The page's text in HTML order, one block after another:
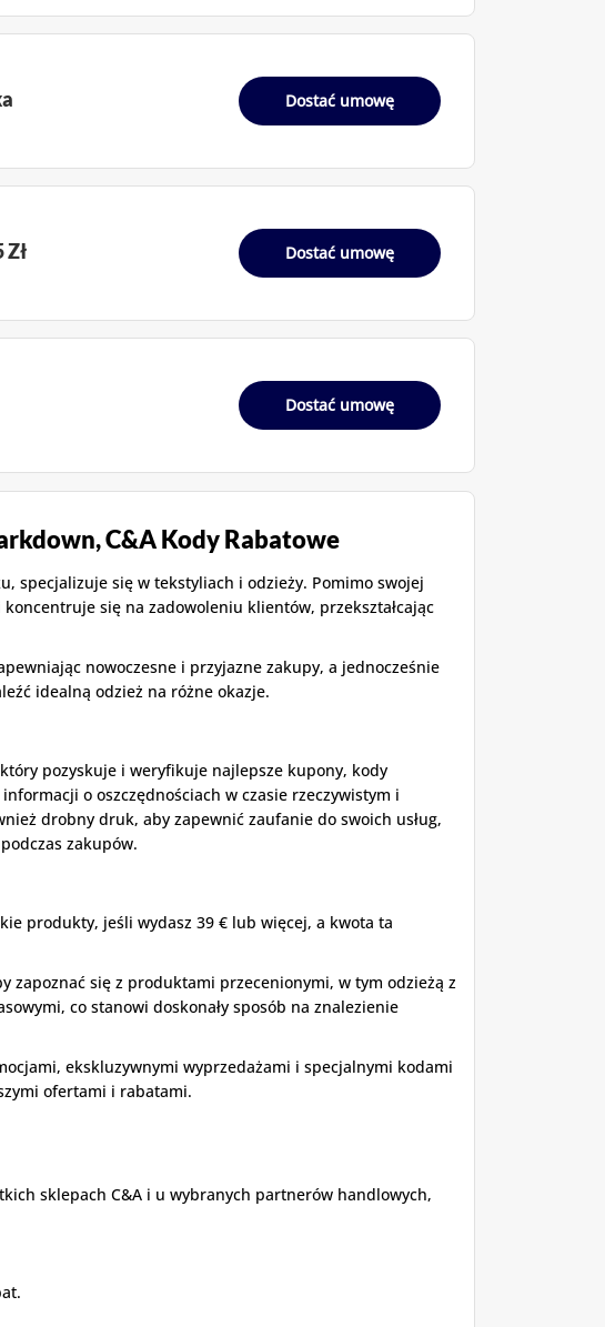
Dostać umowę
Dostać umowę
Dostać umowę
C&A Kody Rabatowe
specjalizuje się w tekstyliach i odzieży. Pomimo swojej
się na zadowoleniu klientów, przekształcając
nowoczesne i przyjazne zakupy, a jednocześnie
idealną odzież na różne okazje.
pozyskuje i weryfikuje najlepsze kupony, kody
o oszczędnościach w czasie rzeczywistym i
drobny druk, aby zapewnić zaufanie do swoich usług,
zakupów.
produkty, jeśli wydasz 39 € lub więcej, a kwota ta
zapoznać się z produktami przecenionymi, w tym odzieżą z
co stanowi doskonały sposób na znalezienie
ekskluzywnymi wyprzedażami i specjalnymi kodami
ofertami i rabatami.
sklepach C&A i u wybranych partnerów handlowych,